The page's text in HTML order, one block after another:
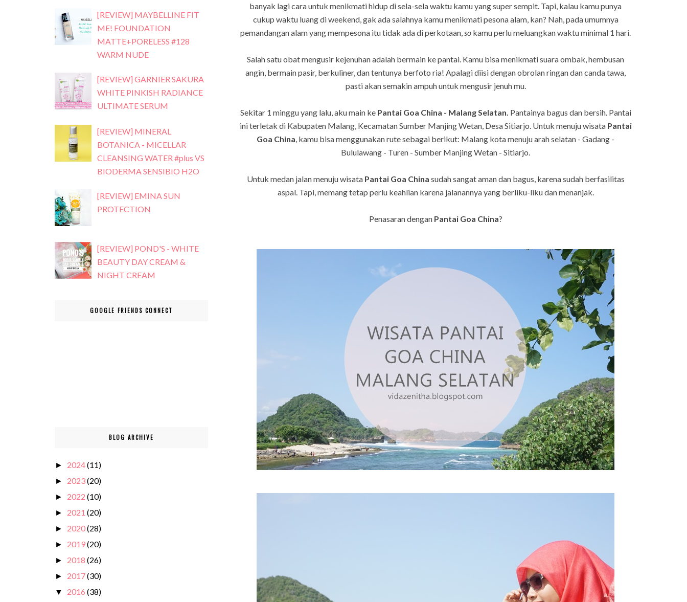
banyak lagi cara untuk menikmati hidup di sela-sela waktu kamu yang super sempit. Tapi, kalau kamu punya
cukup waktu luang di weekend, gak ada salahnya kamu menikmati pesona alam, kan? Nah, pada umumnya
pemandangan alam yang mempesona itu tidak ada di perkotaan,so kamu perlu meluangkan waktu minimal 1 hari.
Salah satu obat mengusir kejenuhan adalah bermain ke pantai. Kamu bisa menikmati suara ombak, hembusan
angin, bermain pasir, berkuliner, dan tentunya berfoto ria! Apalagi diisi dengan obrolan ringan dan canda tawa,
pasti akan semakin ampuh untuk mengusir jenuh mu.
Sekitar 1 minggu yang lalu, aku main ke Pantai Goa China - Malang Selatan. Pantainya bagus dan bersih. Pantai
ini terletak di Kabupaten Malang, Kecamatan Sumber Manjing Wetan, Desa Sitiarjo. Untuk menuju wisata Pantai
Goa China, kamu bisa menggunakan rute sebagai berikut: Malang kota menuju arah selatan - Gadang -
Bululawang - Turen - Sumber Manjing Wetan - Sitiarjo.
Untuk medan jalan menuju wisata Pantai Goa China sudah sangat aman dan bagus, karena sudah berfasilitas
aspal. Tapi, memang tetap perlu keahlian karena jalanannya yang berliku-liku dan menanjak.
Penasaran dengan Pantai Goa China?
[REVIEW] MAYBELLINE FIT
ME! FOUNDATION
MATTE+PORELESS #128
WARM NUDE
[REVIEW] GARNIER SAKURA
WHITE PINKISH RADIANCE
ULTIMATE SERUM
[REVIEW] MINERAL
BOTANICA - MICELLAR
CLEANSING WATER #plus VS
BIODERMA SENSIBIO H2O
[REVIEW] EMINA SUN
PROTECTION
[REVIEW] POND'S - WHITE
BEAUTY DAY CREAM &
NIGHT CREAM
GOOGLE FRIENDS CONNECT
BLOG ARCHIVE
► 2024(11)
► 2023(20)
► 2022 (10)
► 2021 (20)
► 2020(28)
► 2019(20)
► 2018 (26)
► 2017(30)
▼ 2016 (38)